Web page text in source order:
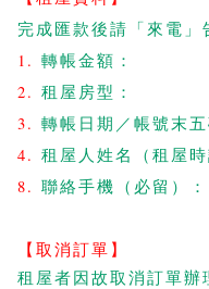
完成匯款後請「來電」
1. 轉帳金額：
2. 租屋房型：
3. 轉帳日期／帳號末
4. 租屋人姓名（租屋
8. 聯絡手機（必留）：
【取消訂單】
租屋者因故取消訂單